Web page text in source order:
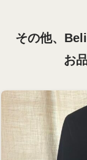
その他、
お